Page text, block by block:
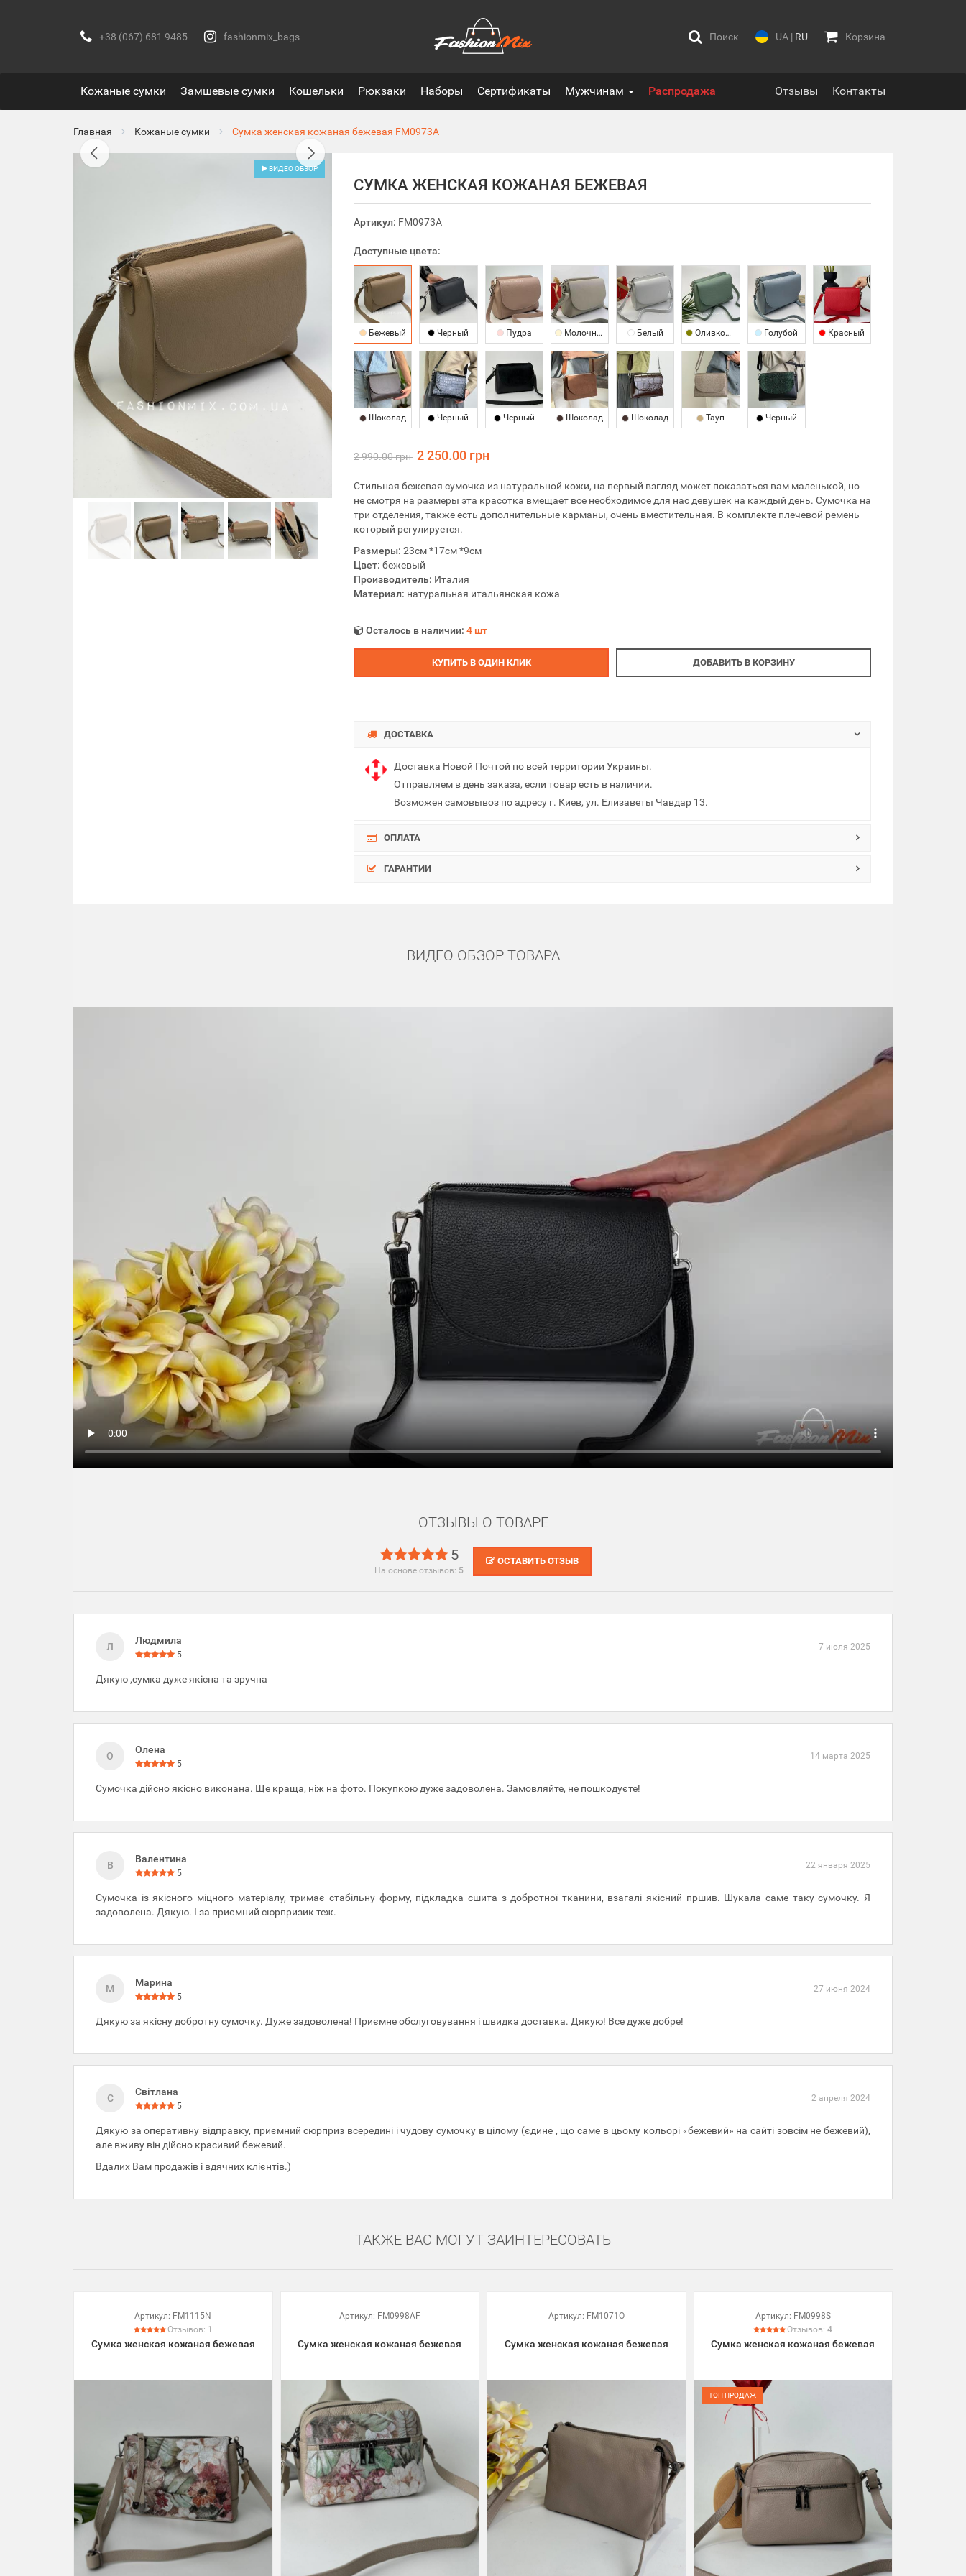
+38 (067) 681 9485 fashionmix_bags Поиск UA | RU Корзина
Кожаные сумки Замшевые сумки Кошельки Рюкзаки Наборы Сертификаты Мужчинам Распродажа Отзывы Контакты
Главная Кожаные сумки Сумка женская кожаная бежевая FM0973A
ВИДЕО ОБЗОР
СУМКА ЖЕНСКАЯ КОЖАНАЯ БЕЖЕВАЯ
Артикул: FM0973A
Доступные цвета:
Бежевый Черный Пудра Молочный Белый Оливковый Голубой Красный
Шоколад Черный Черный Шоколад Шоколад Тауп Черный
2 990.00 грн 2 250.00 грн
Стильная бежевая сумочка из натуральной кожи, на первый взгляд может показаться вам маленькой, но
не смотря на размеры эта красотка вмещает все необходимое для нас девушек на каждый день. Сумочка на
три отделения, также есть дополнительные карманы, очень вместительная. В комплекте плечевой ремень
который регулируется.
Размеры: 23см *17см *9см
Цвет: бежевый
Производитель: Италия
Материал: натуральная итальянская кожа
Осталось в наличии: 4 шт
КУПИТЬ В ОДИН КЛИК ДОБАВИТЬ В КОРЗИНУ
ДОСТАВКА
Доставка Новой Почтой по всей территории Украины.
Отправляем в день заказа, если товар есть в наличии.
Возможен самовывоз по адресу г. Киев, ул. Елизаветы Чавдар 13.
ОПЛАТА
ГАРАНТИИ
ВИДЕО ОБЗОР ТОВАРА
ОТЗЫВЫ О ТОВАРЕ
5
На основе отзывов: 5
ОСТАВИТЬ ОТЗЫВ
Л
Людмила
5
7 июля 2025
Дякую ,сумка дуже якісна та зручна
О
Олена
5
14 марта 2025
Сумочка дійсно якісно виконана. Ще краща, ніж на фото. Покупкою дуже задоволена. Замовляйте, не пошкодуєте!
В
Валентина
5
22 января 2025
Сумочка із якісного міцного матеріалу, тримає стабільну форму, підкладка сшита з добротної тканини, взагалі якісний пршив. Шукала саме таку сумочку. Я
задоволена. Дякую. І за приємний сюрпризик теж.
М
Марина
5
27 июня 2024
Дякую за якісну добротну сумочку. Дуже задоволена! Приємне обслуговування і швидка доставка. Дякую! Все дуже добре!
С
Світлана
5
2 апреля 2024
Дякую за оперативну відправку, приємний сюрприз всередині і чудову сумочку в цілому (єдине , що саме в цьому кольорі «бежевий» на сайті зовсім не бежевий),
але вживу він дійсно красивий бежевий.
Вдалих Вам продажів і вдячних клієнтів.)
ТАКЖЕ ВАС МОГУТ ЗАИНТЕРЕСОВАТЬ
Артикул: FM1115N
Отзывов: 1
Сумка женская кожаная бежевая
Артикул: FM0998AF
Сумка женская кожаная бежевая
Артикул: FM1071O
Сумка женская кожаная бежевая
Артикул: FM0998S
Отзывов:4
Сумка женская кожаная бежевая
ТОП ПРОДАЖ